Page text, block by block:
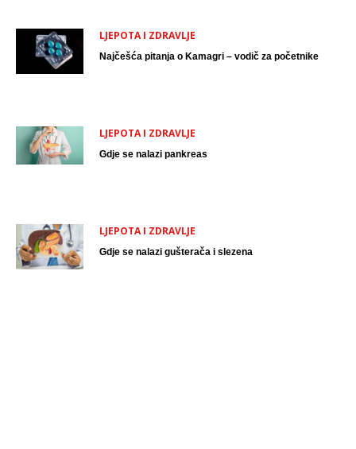
LJEPOTA I ZDRAVLJE
Najčešća pitanja o Kamagri – vodič za početnike
LJEPOTA I ZDRAVLJE
Gdje se nalazi pankreas
LJEPOTA I ZDRAVLJE
Gdje se nalazi gušterača i slezena